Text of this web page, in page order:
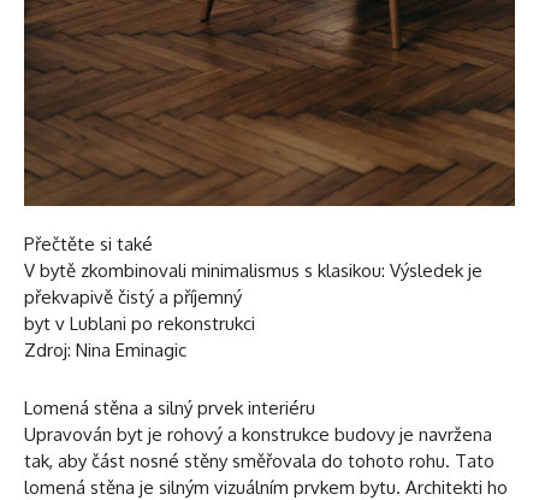
Přečtěte si také
V bytě zkombinovali minimalismus s klasikou: Výsledek je
překvapivě čistý a příjemný
byt v Lublani po rekonstrukci
Zdroj: Nina Eminagic
Lomená stěna a silný prvek interiéru
Upravován byt je rohový a konstrukce budovy je navržena
tak, aby část nosné stěny směřovala do tohoto rohu. Tato
lomená stěna je silným vizuálním prvkem bytu. Architekti ho